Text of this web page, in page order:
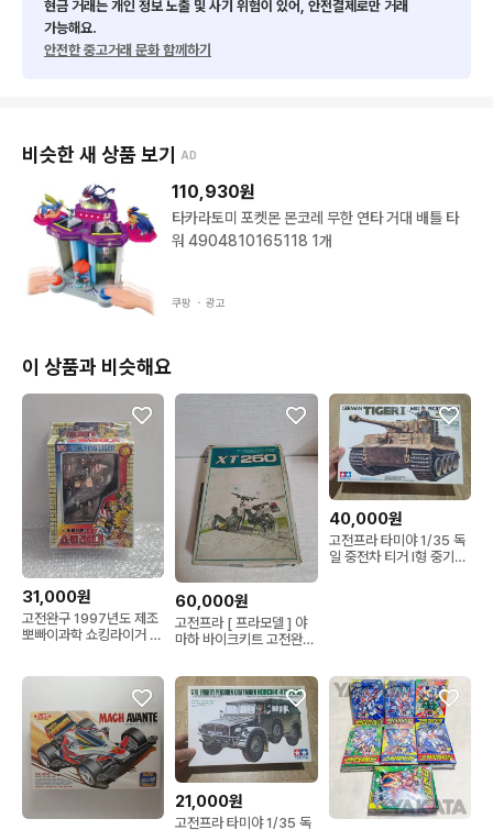
현금 거래는 개인 정보 노출 및 사기 위험이 있어, 안전결제로만 거래
가능해요.
안전한 중고거래 문화 함께하기
비슷한 새 상품 보기 AD
110,930원
타카라토미 포켓몬 몬코레 무한 연타 거대 배틀 타
워 4904810165118 1개
쿠팡 ・ 광고
이 상품과 비슷해요
31,000원
고전완구 1997년도 제조
뽀빠이과학 쇼킹라이거 미
60,000원
고전프라 [ 프라모델 ] 야
마하 바이크키트 고전완구
40,000원
고전프라 타미야 1/35 독
일 중전차 티거 I형 중기형
21,000원
고전프라 타미야 1/35 독